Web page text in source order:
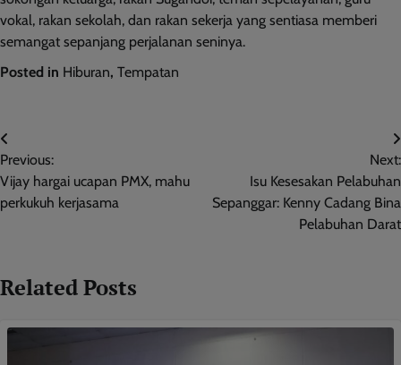
vokal, rakan sekolah, dan rakan sekerja yang sentiasa memberi
semangat sepanjang perjalanan seninya.
Posted in Hiburan, Tempatan
Post
navigation
Previous:
Vijay hargai ucapan PMX, mahu
perkukuh kerjasama
Next:
Isu Kesesakan Pelabuhan
Sepanggar: Kenny Cadang Bina
Pelabuhan Darat
Related Posts